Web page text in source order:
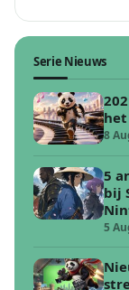
Serie Nieuws
8
5
bij
5